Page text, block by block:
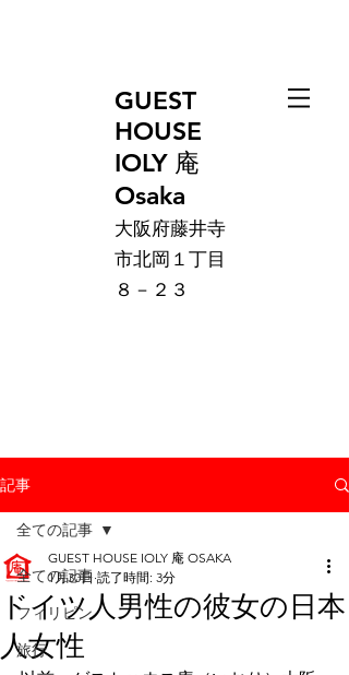
GUEST
HOUSE
IOLY 庵
Osaka
大阪府藤井寺
市北岡１丁目
８－２３
記事
全ての記事
フィリピン
旅行
全ての記事
ドイツ人男性の彼女の日本
人女性
GUEST HOUSE IOLY 庵 OSAKA
1月30日 読了時間: 3分